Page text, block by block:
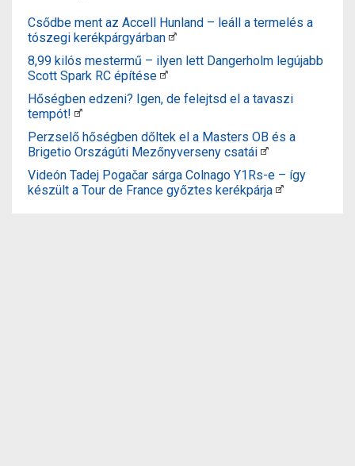
Csődbe ment az Accell Hunland – leáll a termelés a
tószegi kerékpárgyárban
8,99 kilós mestermű – ilyen lett Dangerholm legújabb
Scott Spark RC építése
Hőségben edzeni? Igen, de felejtsd el a tavaszi
tempót!
Perzselő hőségben dőltek el a Masters OB és a
Brigetio Országúti Mezőnyverseny csatái
Videón Tadej Pogačar sárga Colnago Y1Rs-e – így
készült a Tour de France győztes kerékpárja